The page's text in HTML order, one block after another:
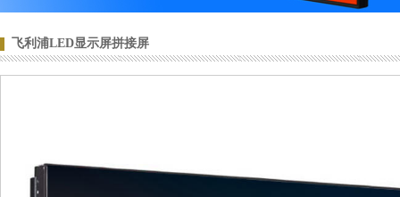
飞利浦LED显示屏拼接屏